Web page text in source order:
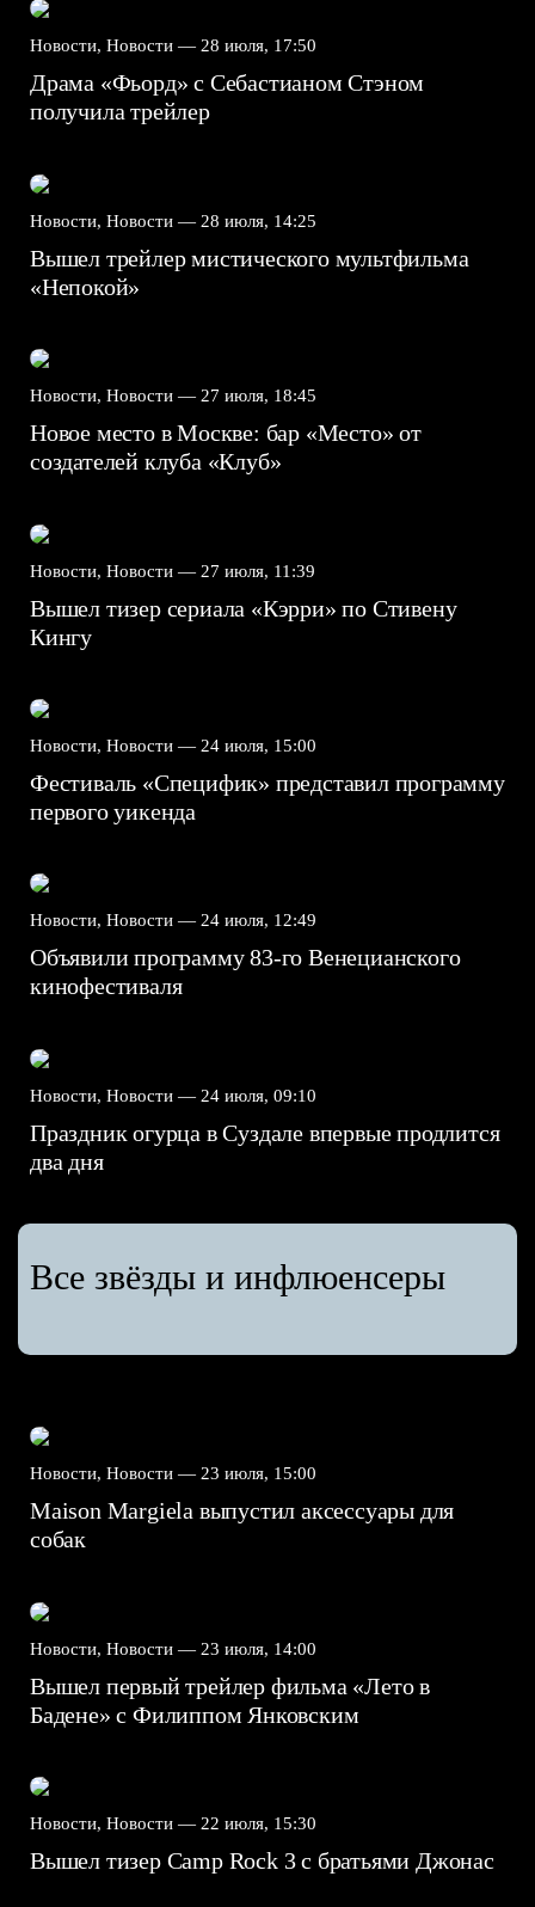
Новости, Новости — 28 июля, 17:50
Драма «Фьорд» с Себастианом Стэном
получила трейлер
Новости, Новости — 28 июля, 14:25
Вышел трейлер мистического мультфильма
«Непокой»
Новости, Новости — 27 июля, 18:45
Новое место в Москве: бар «Место» от
создателей клуба «Клуб»
Новости, Новости — 27 июля, 11:39
Вышел тизер сериала «Кэрри» по Стивену
Кингу
Новости, Новости — 24 июля, 15:00
Фестиваль «Специфик» представил программу
первого уикенда
Новости, Новости — 24 июля, 12:49
Объявили программу 83-го Венецианского
кинофестиваля
Новости, Новости — 24 июля, 09:10
Праздник огурца в Суздале впервые продлится
два дня
Все звёзды и инфлюенсеры
Новости, Новости — 23 июля, 15:00
Maison Margiela выпустил аксессуары для
собак
Новости, Новости — 23 июля, 14:00
Вышел первый трейлер фильма «Лето в
Бадене» с Филиппом Янковским
Новости, Новости — 22 июля, 15:30
Вышел тизер Camp Rock 3 с братьями Джонас